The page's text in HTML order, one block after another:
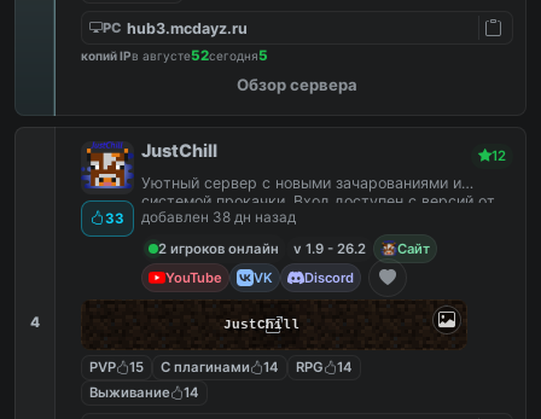
PC hub3.mcdayz.ru
копий IPв августе52сегодня5
Обзор сервера
4
33
JustChill 12
Уютный сервер с новыми зачарованиями и
системой прокачки. Вход доступен с версий от
1.9 до 26.2
добавлен 38 дн назад
2 игроков онлайн
v 1.9 - 26.2
Сайт
YouTube
VK Discord
JustChill
PVP 15 С плагинами 14 RPG
14
Выживание
14